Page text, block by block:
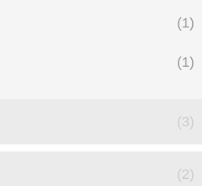
(1)
(1)
(3)
(2)